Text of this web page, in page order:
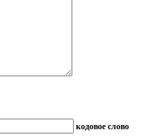
кодовое слово